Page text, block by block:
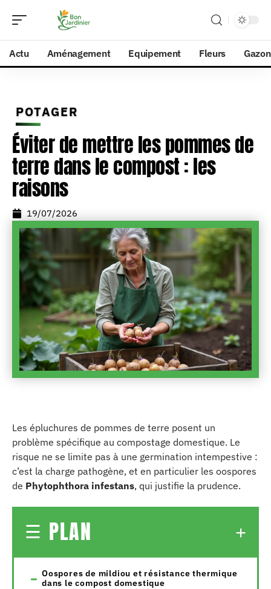
Actu Aménagement Equipement Fleurs Gazon
POTAGER
Éviter de mettre les pommes de
terre dans le compost : les
raisons
19/07/2026
Les épluchures de pommes de terre posent un
problème spécifique au compostage domestique. Le
risque ne se limite pas à une germination intempestive :
c’est la charge pathogène, et en particulier les oospores
de Phytophthora infestans, qui justifie la prudence.
PLAN
Oospores de mildiou et résistance thermique
dans le compost domestique